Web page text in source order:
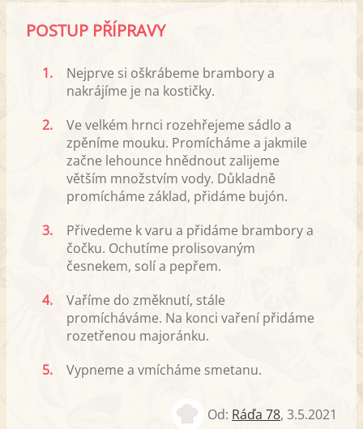
POSTUP PŘÍPRAVY
1.
Nejprve si oškrábeme brambory a
nakrájíme je na kostičky.
2.
Ve velkém hrnci rozehřejeme sádlo a
zpěníme mouku. Promícháme a jakmile
začne lehounce hnědnout zalijeme
větším množstvím vody. Důkladně
promícháme základ, přidáme bujón.
3.
Přivedeme k varu a přidáme brambory a
čočku. Ochutíme prolisovaným
česnekem, solí a pepřem.
4.
Vaříme do změknutí, stále
promícháváme. Na konci vaření přidáme
rozetřenou majoránku.
5.
Vypneme a vmícháme smetanu.
Od: Ráďa 78, 3.5.2021